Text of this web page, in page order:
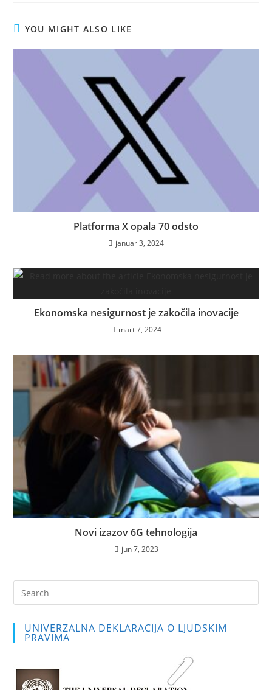
YOU MIGHT ALSO LIKE
Platforma X opala 70 odsto
januar 3, 2024
Ekonomska nesigurnost je zakočila inovacije
mart 7, 2024
Novi izazov 6G tehnologija
jun 7, 2023
UNIVERZALNA DEKLARACIJA O LJUDSKIM
PRAVIMA